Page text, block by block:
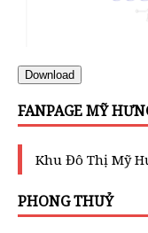
Download
FANPAGE MỸ
Khu Đô Thị Mỹ
PHONG THUỶ